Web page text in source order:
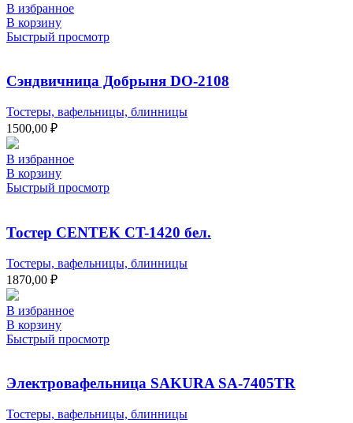
В избранное
В корзину
Быстрый просмотр
Сэндвичница Добрыня DO-2108
Тостеры, вафельницы, блинницы
1500,00 ₽
В избранное
В корзину
Быстрый просмотр
Тостер CENTEK CT-1420 бел.
Тостеры, вафельницы, блинницы
1870,00 ₽
В избранное
В корзину
Быстрый просмотр
Электровафельница SAKURA SA-7405TR
Тостеры, вафельницы, блинницы